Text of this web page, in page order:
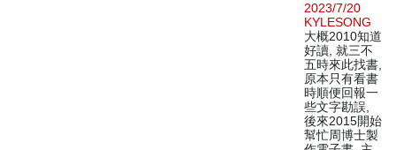
2023/7/20
KYLESONG
大概2010知道
好讀, 就三不
五時來此找書,
原本只有看書
時順便回報一
些文字勘誤,
後來2015開始
幫忙周博士製